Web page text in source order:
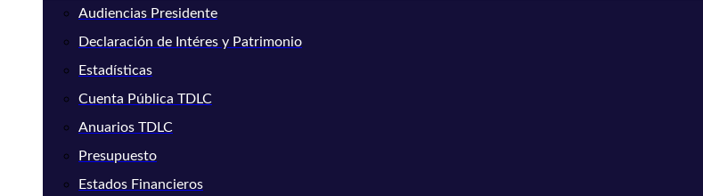
Audiencias Presidente
Declaración de Intéres y Patrimonio
Estadísticas
Cuenta Pública TDLC
Anuarios TDLC
Presupuesto
Estados Financieros